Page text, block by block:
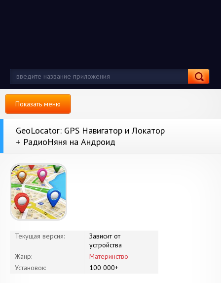
Показать меню
GeoLocator: GPS Навигатор и Локатор
+ РадиоНяня на Андроид
Текущая версия:
Зависит от
устройства
Жанр:
Материнство
Установок:
100 000+